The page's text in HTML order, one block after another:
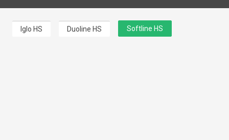
Iglo HS Duoline HS Softline HS